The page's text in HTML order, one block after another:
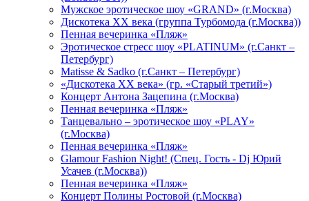
Мужское эротическое шоу «GRAND» (г.Москва)
Дискотека XX века (группа Турбомода (г.Москва))
Пенная вечеринка «Пляж»
Эротическое стресс шоу «PLATINUM» (г.Санкт –
Петербург)
Matisse & Sadko (г.Санкт – Петербург)
«Дискотека ХХ века» (гр. «Старый третий»)
Концерт Антона Зацепина (г.Москва)
Пенная вечеринка «Пляж»
Танцевально – эротическое шоу «PLAY»
(г.Москва)
Пенная вечеринка «Пляж»
Glamour Fashion Night! (Спец. Гость - Dj Юрий
Усачев (г.Москва))
Пенная вечеринка «Пляж»
Концерт Полины Ростовой (г.Москва)